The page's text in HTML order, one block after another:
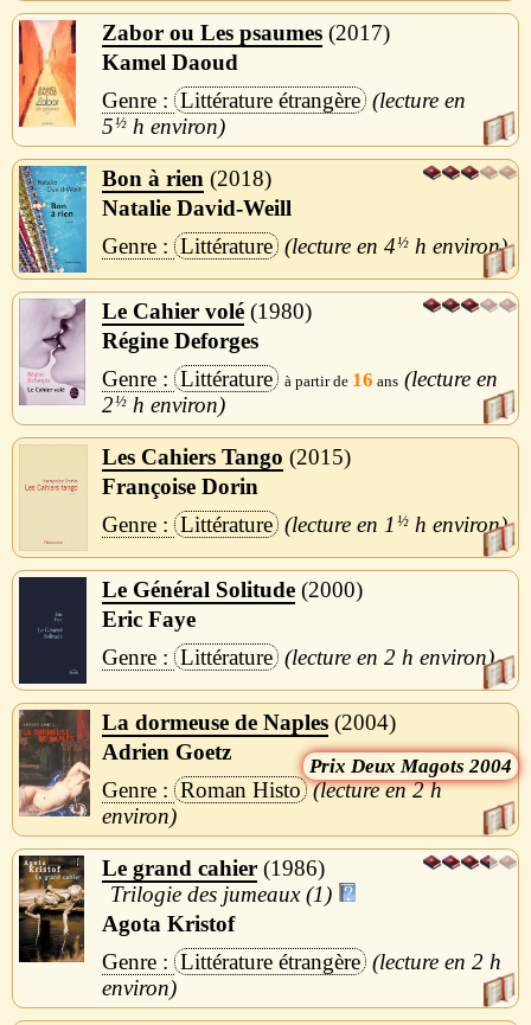
Zabor ou Les psaumes 2017
Kamel Daoud
Littérature étrangère
5½ h
Bon à rien
2018
Natalie David-Weill
Littérature
4½ h
Le Cahier volé 1980
Régine Deforges
Littérature
16
2½ h
Les Cahiers Tango
2015
Françoise Dorin
Littérature
1 ½ h
Le Général Solitude 2000
Eric Faye
Littérature
2 h
La dormeuse de Naples 2004
Deux Magots 2004
Adrien Goetz
Roman Histo
2 h
Le grand cahier 1986
Trilogie des jumeaux (1)
Agota Kristof
Littérature étrangère
2 h